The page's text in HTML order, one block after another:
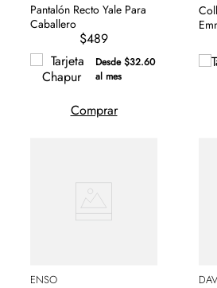
Pantalón Recto Yale Para
Caballero
$489
Desde $32.60
al mes
Comprar
ENSO